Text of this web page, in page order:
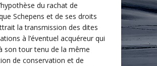
du rachat de
Schepens et de ses droits
la transmission des dites
à l’éventuel acquéreur qui
son tour tenu de la même
de conservation et de